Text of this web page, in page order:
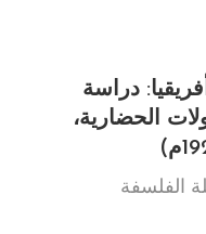
دراسة
الحضارية،
الفلسفة